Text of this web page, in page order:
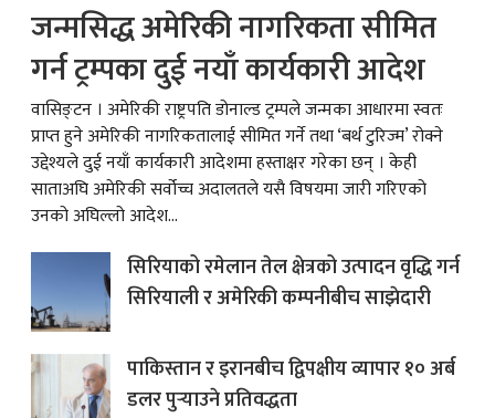
जन्मसिद्ध अमेरिकी नागरिकता सीमित
गर्न ट्रम्पका दुई नयाँ कार्यकारी आदेश
वासिङ्टन । अमेरिकी राष्ट्रपति डोनाल्ड ट्रम्पले जन्मका आधारमा स्वतः
प्राप्त हुने अमेरिकी नागरिकतालाई सीमित गर्ने तथा ‘बर्थ टुरिज्म’ रोक्ने
उद्देश्यले दुई नयाँ कार्यकारी आदेशमा हस्ताक्षर गरेका छन् । केही
साताअघि अमेरिकी सर्वोच्च अदालतले यसै विषयमा जारी गरिएको
उनको अघिल्लो आदेश...
सिरियाको रमेलान तेल क्षेत्रको उत्पादन वृद्धि गर्न
सिरियाली र अमेरिकी कम्पनीबीच साझेदारी
पाकिस्तान र इरानबीच द्विपक्षीय व्यापार १० अर्ब
डलर पुर्‍याउने प्रतिवद्धता